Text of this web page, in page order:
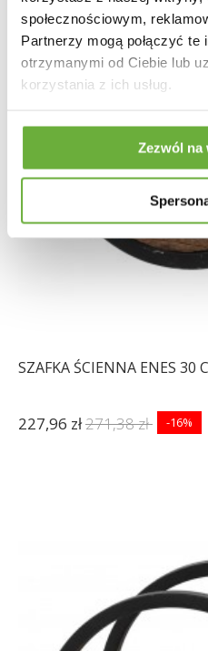
społecznościowym,
Partnerzy mogą połączyć
otrzymanymi od Ciebie lub
korzystania z ich usług.
Zezwól na
SZAFKA ŚCIENNA ENES 30
227,96 zł271,38 zł -16%